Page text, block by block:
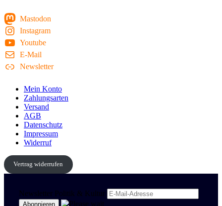
Mastodon
Instagram
Youtube
E-Mail
Newsletter
Mein Konto
Zahlungsarten
Versand
AGB
Datenschutz
Impressum
Widerruf
Vertrag widerrufen
Newsletter Politik & Kultur